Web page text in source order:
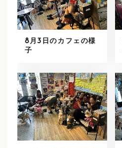
8月3日のカフェの様
子